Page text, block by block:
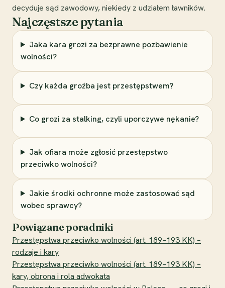
decyduje sąd zawodowy, niekiedy z udziałem ławników.
Najczęstsze pytania
Jaka kara grozi za bezprawne pozbawienie
wolności?
Czy każda groźba jest przestępstwem?
Co grozi za stalking, czyli uporczywe nękanie?
Jak ofiara może zgłosić przestępstwo
przeciwko wolności?
Jakie środki ochronne może zastosować sąd
wobec sprawcy?
Powiązane poradniki
Przestępstwa przeciwko wolności (art. 189–193 KK) –
rodzaje i kary
Przestępstwa przeciwko wolności (art. 189–193 KK) –
kary, obrona i rola adwokata